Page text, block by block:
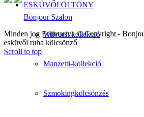
ESKÜVŐI ÖLTÖNY
Wilvorst kollekció
Manzetti-kollekció
Szmokingkölcsönzés
Bonjour Szalon
Minden jog Fenntartva © Copyright -
esküvői ruha kölcsönző
Scroll to top